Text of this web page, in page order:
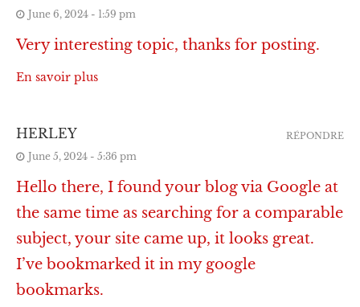
June 6, 2024 - 1:59 pm
Very interesting topic, thanks for posting.
En savoir plus
HERLEY
June 5, 2024 - 5:36 pm
Hello there, I found your blog via Google at
the same time as searching for a comparable
subject, your site came up, it looks great.
I’ve bookmarked it in my google
bookmarks.
RÉPONDRE